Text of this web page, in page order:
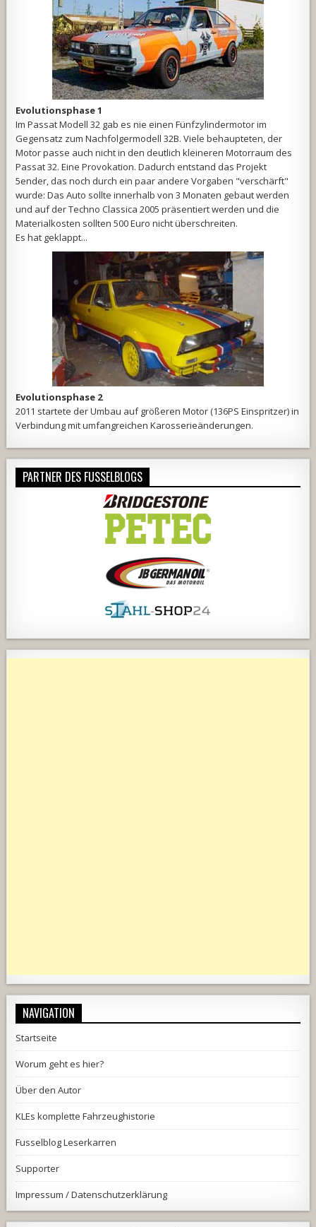
Evolutionsphase 1
Im Passat Modell 32 gab es nie einen Fünfzylindermotor im
Gegensatz zum Nachfolgermodell 32B. Viele behaupteten, der
Motor passe auch nicht in den deutlich kleineren Motorraum des
Passat 32. Eine Provokation. Dadurch entstand das Projekt
5ender, das noch durch ein paar andere Vorgaben "verschärft"
wurde: Das Auto sollte innerhalb von 3 Monaten gebaut werden
und auf der Techno Classica 2005 präsentiert werden und die
Materialkosten sollten 500 Euro nicht überschreiten.
Es hat geklappt...
Evolutionsphase 2
2011 startete der Umbau auf größeren Motor (136PS Einspritzer) in
Verbindung mit umfangreichen Karosserieänderungen.
PARTNER DES FUSSELBLOGS
NAVIGATION
Startseite
Worum geht es hier?
Über den Autor
KLEs komplette Fahrzeughistorie
Fusselblog Leserkarren
Supporter
Impressum / Datenschutzerklärung